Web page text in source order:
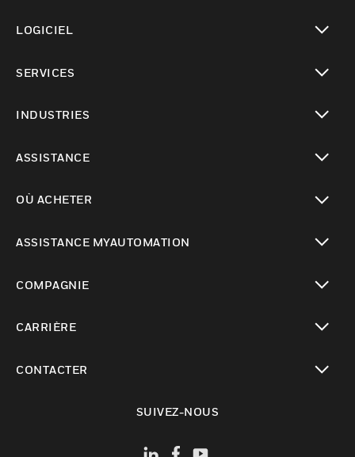
LOGICIEL
SERVICES
INDUSTRIES
ASSISTANCE
OÙ ACHETER
ASSISTANCE MYAUTOMATION
COMPAGNIE
CARRIÈRE
CONTACTER
SUIVEZ-NOUS